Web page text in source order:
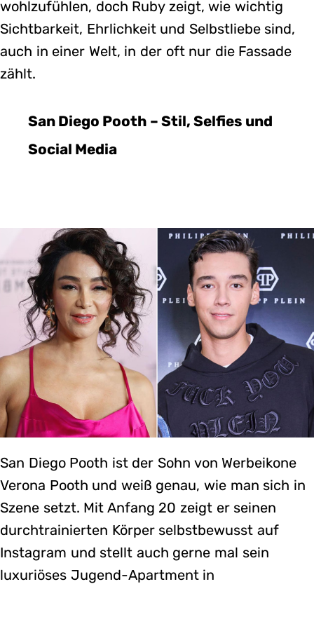
wohlzufühlen, doch Ruby zeigt, wie wichtig
Sichtbarkeit, Ehrlichkeit und Selbstliebe sind,
auch in einer Welt, in der oft nur die Fassade
zählt.
San Diego Pooth – Stil, Selfies und
Social Media
San Diego Pooth ist der Sohn von Werbeikone
Verona Pooth und weiß genau, wie man sich in
Szene setzt. Mit Anfang 20 zeigt er seinen
durchtrainierten Körper selbstbewusst auf
Instagram und stellt auch gerne mal sein
luxuriöses Jugend-Apartment in